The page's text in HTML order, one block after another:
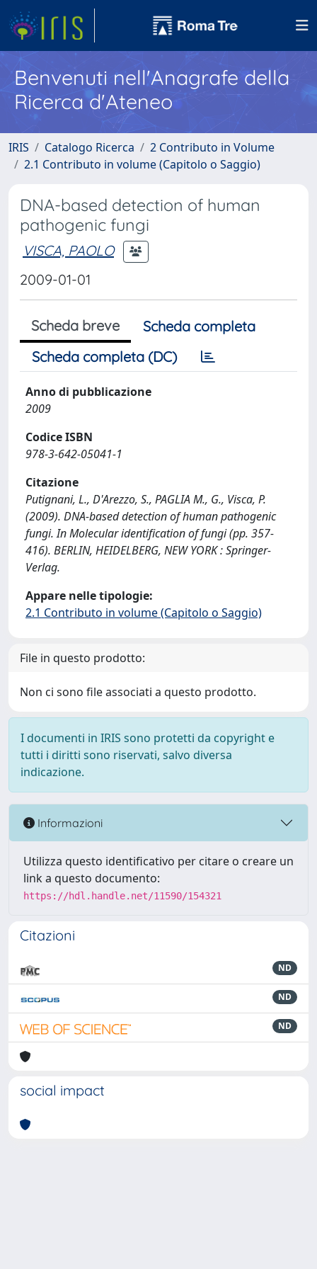
Benvenuti nell'Anagrafe della
Ricerca d'Ateneo
IRIS Catalogo Ricerca
2 Contributo in Volume
2.1 Contributo in volume (Capitolo o Saggio)
DNA-based detection of human
pathogenic fungi
VISCA, PAOLO
2009-01-01
Scheda breve
Scheda completa
Scheda completa (DC)
Anno di pubblicazione
2009
Codice ISBN
978-3-642-05041-1
Citazione
Putignani, L., D'Arezzo, S., PAGLIA M., G., Visca, P.
(2009). DNA-based detection of human pathogenic
fungi. In Molecular identification of fungi (pp. 357-
416). BERLIN, HEIDELBERG, NEW YORK : Springer-
Verlag.
Appare nelle tipologie:
2.1 Contributo in volume (Capitolo o Saggio)
File in questo prodotto:
Non ci sono file associati a questo prodotto.
I documenti in IRIS sono protetti da copyright e
tutti i diritti sono riservati, salvo diversa
indicazione.
Informazioni
Utilizza questo identificativo per citare o creare un
link a questo documento:
https://hdl.handle.net/11590/154321
Citazioni
ND
ND
ND
social impact